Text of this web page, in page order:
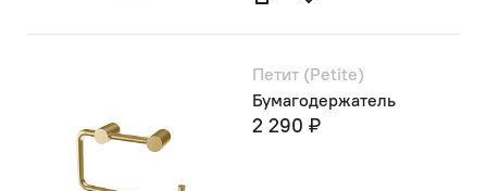
Петит (Petite)
Бумагодержатель
2 290 ₽